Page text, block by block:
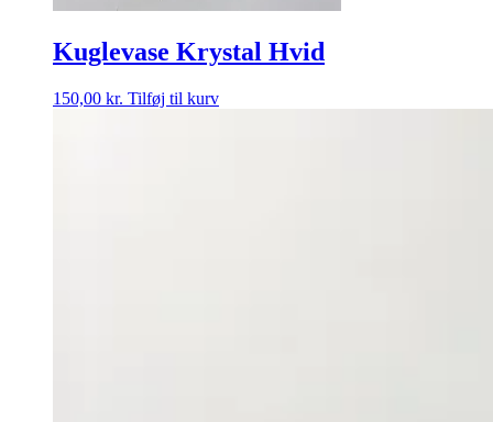
Kuglevase Krystal Hvid
150,00 kr. Tilføj til kurv